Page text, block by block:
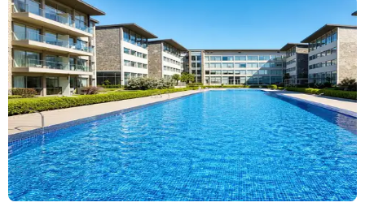
Otros Servicios:
Portero visor, Reciclado